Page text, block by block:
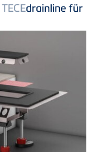
TECEdrainline für